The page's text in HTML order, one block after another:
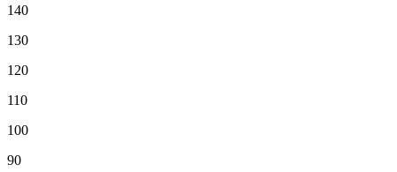
140
130
120
110
100
90